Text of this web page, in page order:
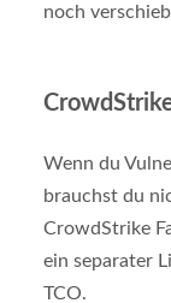
noch
Wenn du
brauchst du
CrowdStrike
ein separater
TCO.